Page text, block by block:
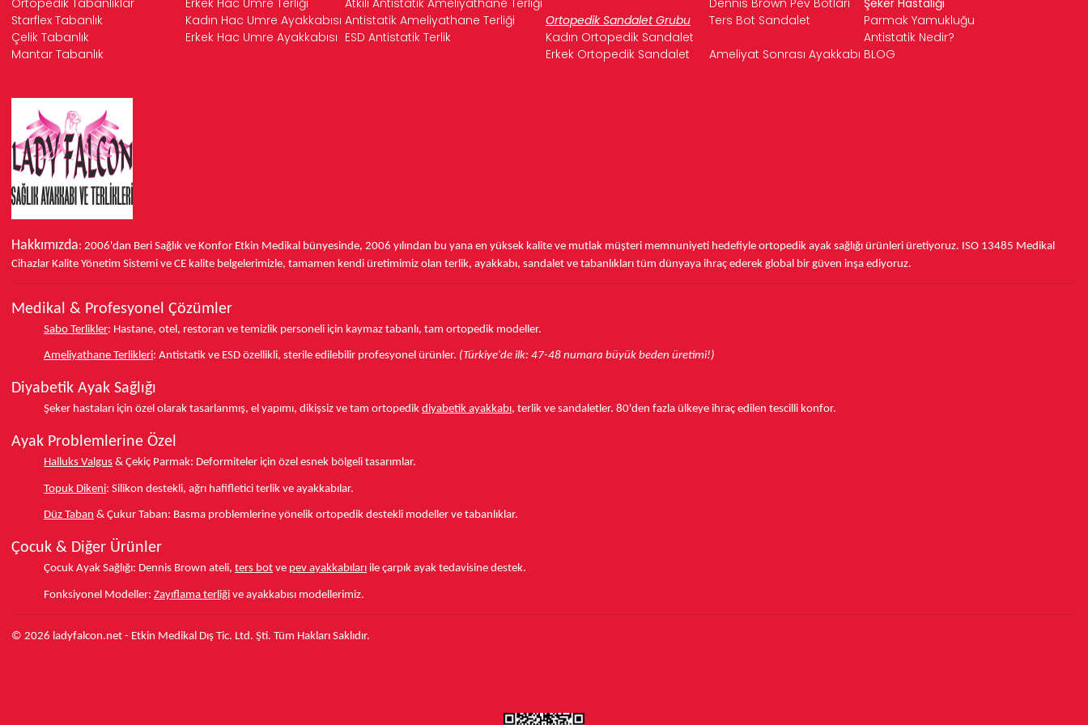
FalconTopuk Dikeni Tabanlıklarıile ağrılı adımlara son verin ve hayatın tadını çıkarın. Uzmanlar tarafından önerilen, binlerce kişinin memnuniyetle
kullandığı bu özel tabanlıklar sayesinde, topuk dikeni ağrılarınızla vedalaşın ve özgürce hareket etmenin keyfini yeniden keşfedin.
edinerek ayaklarınıza hak ettiği konforu ve desteği sağlayın!
Starflex Tabanlık
Kadın Hac Umre Ayakkabısı Antistatik Ameliyathane Terliği Ortopedik Sandalet Grubu Ters Bot Sandalet
Parmak Yamukluğu
Çelik Tabanlık
Erkek Hac Umre Ayakkabısı ESD Antistatik Terlik Kadın Ortopedik Sandalet
Antistatik Nedir?
Mantar Tabanlık
Erkek Ortopedik Sandalet Ameliyat Sonrası Ayakkabı BLOG
Hakkımızda: 2006'dan Beri Sağlık ve Konfor Etkin Medikal bünyesinde, 2006 yılından bu yana en yüksek kalite ve mutlak müşteri memnuniyeti hedefiyle ortopedik ayak sağlığı ürünleri üretiyoruz. ISO 13485 Medikal
Cihazlar Kalite Yönetim Sistemi ve CE kalite belgelerimizle, tamamen kendi üretimimiz olan terlik, ayakkabı, sandalet ve tabanlıkları tüm dünyaya ihraç ederek global bir güven inşa ediyoruz.
Medikal & Profesyonel Çözümler
Sabo Terlikler: Hastane, otel, restoran ve temizlik personeli için kaymaz tabanlı, tam ortopedik modeller.
Ameliyathane Terlikleri: Antistatik ve ESD özellikli, sterile edilebilir profesyonel ürünler. (Türkiye'de ilk: 47-48 numara büyük beden üretimi!)
Diyabetik Ayak Sağlığı
Şeker hastaları için özel olarak tasarlanmış, el yapımı, dikişsiz ve tam ortopedik diyabetik ayakkabı, terlik ve sandaletler. 80'den fazla ülkeye ihraç edilen tescilli konfor.
Ayak Problemlerine Özel
Halluks Valgus & Çekiç Parmak: Deformiteler için özel esnek bölgeli tasarımlar.
Topuk Dikeni: Silikon destekli, ağrı hafifletici terlik ve ayakkabılar.
Düz Taban & Çukur Taban: Basma problemlerine yönelik ortopedik destekli modeller ve tabanlıklar.
Çocuk & Diğer Ürünler
Çocuk Ayak Sağlığı: Dennis Brown ateli, ters bot ve pev ayakkabıları ile çarpık ayak tedavisine destek.
Fonksiyonel Modeller: Zayıflama terliği ve ayakkabısı modellerimiz.
© 2026 ladyfalcon.net - Etkin Medikal Dış Tic. Ltd. Şti. Tüm Hakları Saklıdır.